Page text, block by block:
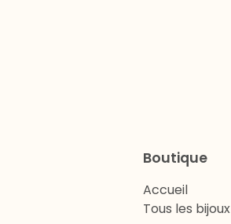
Boutique
Accueil
Tous les bijoux